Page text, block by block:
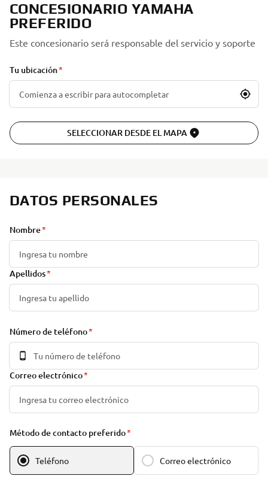
CONCESIONARIO YAMAHA
PREFERIDO
Este concesionario será responsable del servicio y soporte
Tu ubicación
SELECCIONAR DESDE EL MAPA
DATOS PERSONALES
Nombre
Apellidos
Número de teléfono
Correo electrónico
Método de contacto preferido
Teléfono Correo electrónico